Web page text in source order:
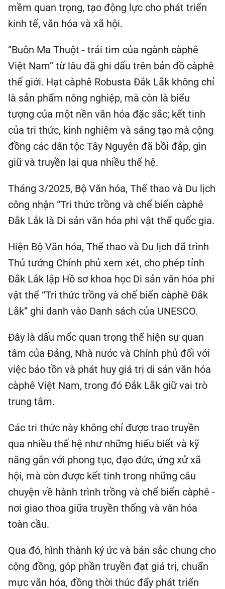
mềm quan trọng, tạo động lực cho phát triển
kinh tế, văn hóa và xã hội.
“Buôn Ma Thuột - trái tim của ngành càphê
Việt Nam” từ lâu đã ghi dấu trên bản đồ càphê
thế giới. Hạt càphê Robusta Đắk Lắk không chỉ
là sản phẩm nông nghiệp, mà còn là biểu
tượng của một nền văn hóa đặc sắc; kết tinh
của tri thức, kinh nghiệm và sáng tạo mà cộng
đồng các dân tộc Tây Nguyên đã bồi đắp, gìn
giữ và truyền lại qua nhiều thế hệ.
Tháng 3/2025, Bộ Văn hóa, Thể thao và Du lịch
công nhận “Tri thức trồng và chế biến càphê
Đắk Lắk là Di sản văn hóa phi vật thể quốc gia.
Hiện Bộ Văn hóa, Thể thao và Du lịch đã trình
Thủ tướng Chính phủ xem xét, cho phép tỉnh
Đắk Lắk lập Hồ sơ khoa học Di sản văn hóa phi
vật thể “Tri thức trồng và chế biến càphê Đắk
Lắk” ghi danh vào Danh sách của UNESCO.
Đây là dấu mốc quan trọng thể hiện sự quan
tâm của Đảng, Nhà nước và Chính phủ đối với
việc bảo tồn và phát huy giá trị di sản văn hóa
càphê Việt Nam, trong đó Đắk Lắk giữ vai trò
trung tâm.
Các tri thức này không chỉ được trao truyền
qua nhiều thế hệ như những hiểu biết và kỹ
năng gắn với phong tục, đạo đức, ứng xử xã
hội, mà còn được kết tinh trong những câu
chuyện về hành trình trồng và chế biến càphê -
nơi giao thoa giữa truyền thống và văn hóa
toàn cầu.
Qua đó, hình thành ký ức và bản sắc chung cho
cộng đồng, góp phần truyền đạt giá trị, chuẩn
mực văn hóa, đồng thời thúc đẩy phát triển